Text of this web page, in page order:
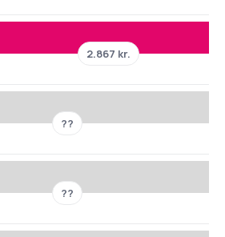
2.867 kr.
??
??